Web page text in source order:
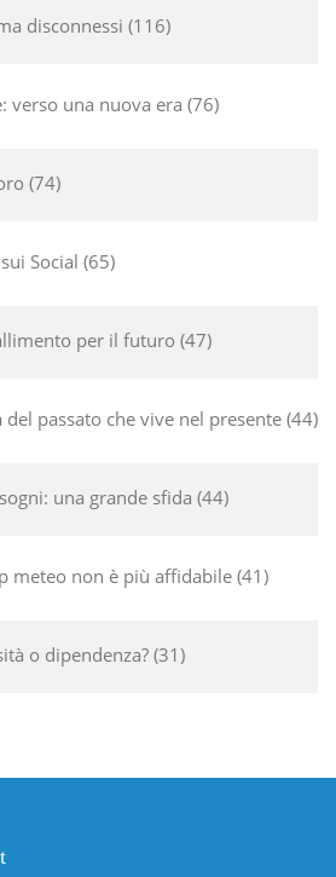
disconnessi 116
verso una nuova era 76
74
Social 65
per il futuro 47
del passato che vive nel presente 44
una grande sfida 44
meteo non è più affidabile 41
o dipendenza? 31